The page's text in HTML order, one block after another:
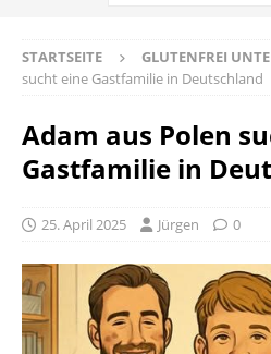
STARTSEITE GLUTENFREI
sucht eine Gastfamilie in Deutschland
Adam aus Polen
Gastfamilie in
25. April 2025 Jürgen 0